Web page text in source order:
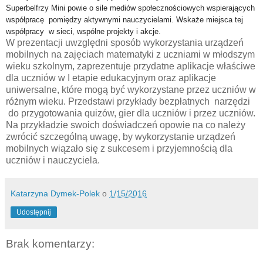
Superbelfrzy Mini powie o sile mediów społecznościowych wspierających
współpracę pomiędzy aktywnymi nauczycielami. Wskaże miejsca tej
współpracy w sieci, wspólne projekty i akcje.
W prezentacji uwzględni sposób wykorzystania urządzeń
mobilnych na zajęciach matematyki z uczniami w młodszym
wieku szkolnym, zaprezentuje przydatne aplikacje właściwe
dla uczniów w I etapie edukacyjnym oraz aplikacje
uniwersalne, które mogą być wykorzystane przez uczniów w
różnym wieku. Przedstawi przykłady bezpłatnych narzędzi
do przygotowania quizów, gier dla uczniów i przez uczniów.
Na przykładzie swoich doświadczeń opowie na co należy
zwrócić szczególną uwagę, by wykorzystanie urządzeń
mobilnych wiązało się z sukcesem i przyjemnością dla
uczniów i nauczyciela.
Katarzyna Dymek-Polek o 1/15/2016
Udostępnij
Brak komentarzy: